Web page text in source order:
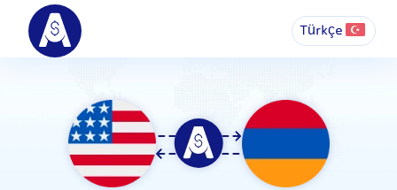
Türkçe